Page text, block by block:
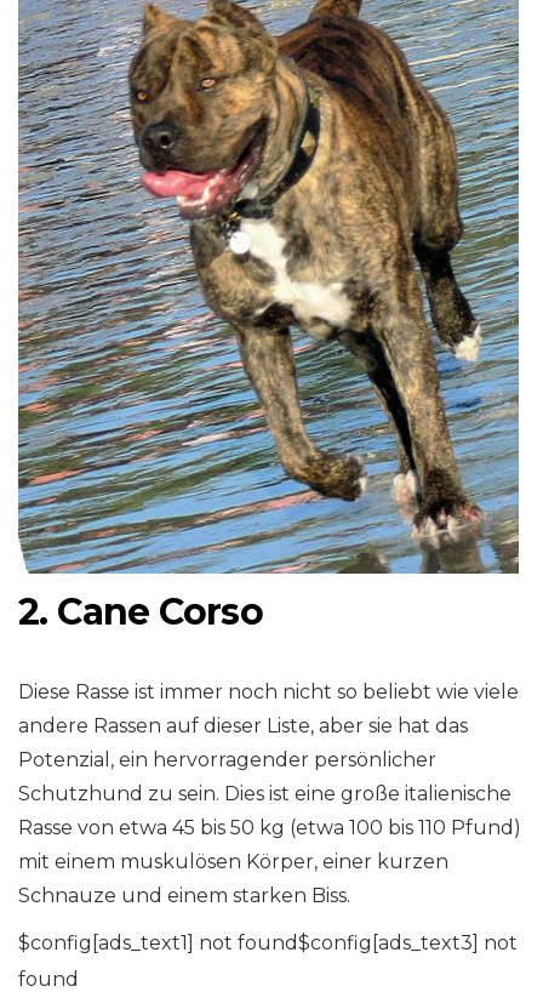
2. Cane Corso
Diese Rasse ist immer noch nicht so beliebt wie viele
andere Rassen auf dieser Liste, aber sie hat das
Potenzial, ein hervorragender persönlicher
Schutzhund zu sein. Dies ist eine große italienische
Rasse von etwa 45 bis 50 kg (etwa 100 bis 110 Pfund)
mit einem muskulösen Körper, einer kurzen
Schnauze und einem starken Biss.
$config[ads_text1] not found$config[ads_text3] not
found